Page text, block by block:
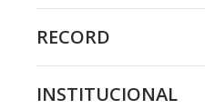
RECORD
INSTITUCIONAL